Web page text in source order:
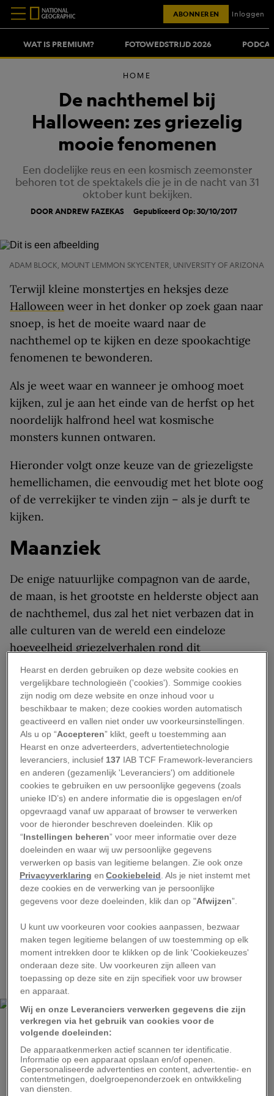
WAT IS PREMIUM? FOTOWEDSTRIJD 2026
ABONNEREN Inloggen
HOME
De nachthemel bij
Halloween: zes griezelig
mooie fenomenen
Een dodelijke reus en een kosmisch zeemonster
behoren tot de spektakels die je in de nacht van 31
oktober kunt bekijken.
DOOR ANDREW FAZEKAS Gepubliceerd Op: 30/10/2017
ADAM BLOCK, MOUNT LEMMON SKYCENTER, UNIVERSITY OF ARIZONA
Terwijl kleine monstertjes en heksjes deze
Halloween weer in het donker op zoek gaan naar
snoep, is het de moeite waard naar de
nachthemel op te kijken en deze spookachtige
fenomenen te bewonderen.
Als je weet waar en wanneer je omhoog moet
kijken, zul je aan het einde van de herfst op het
noordelijk halfrond heel wat kosmische
monsters kunnen ontwaren.
Hieronder volgt onze keuze van de griezeligste
hemellichamen, die eenvoudig met het blote oog
of de verrekijker te vinden zijn – als je durft te
kijken.
Maanziek
De enige natuurlijke compagnon van de aarde,
de maan, is het grootste en helderste object aan
de nachthemel, dus zal het niet verbazen dat in
alle culturen van de wereld een eindeloze
hoeveelheid griezelverhalen rond dit
hemellichaam is gesponnen.
Eeuwen geleden werden door de beschaving van
de Azteken in Mexico en de Maori-cultuur in
Nieuw-Zeeland angstaanjagende verhalen over
de maan verteld. Ze geloofden dat de maan door
de hemel zwierf en ongelukkigen die zich ’s
nachts op pad waagden, achtervolgde en
opslokte. In culturen over de hele wereld
geloofde men ook dat de maan mensen tot
waanzin kon drijven oftewel ‘maanziek’ kon
maken.
Deze Halloween-nacht zal de wassende, bijna-
volle maan hoog aan de zuidelijke nachthemel
staan en een vaal zilverachtig schijnsel over de
verklede feestvierders werpen.
Betelgeuse, betelgeuse en
nog eens betelgeuse
ILLUSTRATION BY ANDREW FAZEKAS, SKYSAFARI
De rode reus Betelgeuse markeert de schouder van het vermaarde
sterrenbeeld Orion de Jager.
Het sterrenbeeld Orion de Jager zal in de late
Hearst en derden gebruiken op deze website cookies en
vergelijkbare technologieën ('cookies'). Sommige cookies
zijn nodig om deze website en onze inhoud voor u
beschikbaar te maken; deze cookies worden automatisch
geactiveerd en vallen niet onder uw voorkeursinstellingen.
Als u op “Accepteren” klikt, geeft u toestemming aan
Hearst en onze adverteerders, advertentietechnologie
leveranciers, inclusief 137 IAB TCF Framework-leveranciers
en anderen (gezamenlijk 'Leveranciers') om additionele
cookies te gebruiken en uw persoonlijke gegevens (zoals
unieke ID’s) en andere informatie die is opgeslagen en/of
opgevraagd vanaf uw apparaat of browser te verwerken
voor de hieronder beschreven doeleinden. Klik op
“Instellingen beheren” voor meer informatie over deze
doeleinden en waar wij uw persoonlijke gegevens
verwerken op basis van legitieme belangen. Zie ook onze
Privacyverklaring enCookiebeleid . Als je niet instemt met
deze cookies en de verwerking van je persoonlijke
gegevens voor deze doeleinden, klik dan op "Afwijzen”.
U kunt uw voorkeuren voor cookies aanpassen, bezwaar
maken tegen legitieme belangen of uw toestemming op elk
moment intrekken door te klikken op de link 'Cookiekeuzes'
onderaan deze site. Uw voorkeuren zijn alleen van
toepassing op deze site en zijn specifiek voor uw browser
en apparaat.
Wij en onze Leveranciers verwerken gegevens die zijn
verkregen via het gebruik van cookies voor de
volgende doeleinden:
De apparaatkenmerken actief scannen ter identificatie.
Informatie op een apparaat opslaan en/of openen.
Gepersonaliseerde advertenties en content, advertentie- en
contentmetingen, doelgroepenonderzoek en ontwikkeling
van diensten.